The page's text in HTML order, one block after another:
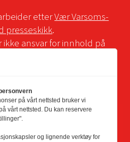
etterVær Varsoms-
presseskikk.
ansvar for innhold på
til. Kopiering for bruk
materiale er ikke tillatt uten
på vårt nettsted bruker vi
vårt nettsted. Du kan reservere
og lignende verktøy for